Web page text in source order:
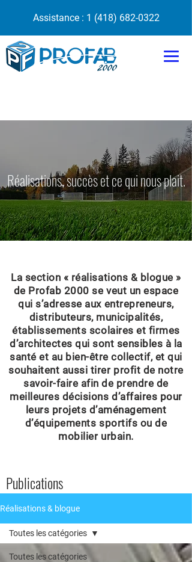
Assistance : 1 (418) 682-0322
Réalisations, succès et ce qui nous plait.
La section « réalisations & blogue »
de Profab 2000 se veut un espace
qui s’adresse aux entrepreneurs,
distributeurs, municipalités,
établissements scolaires et firmes
d’architectes qui sont sensibles à la
santé et au bien-être collectif, et qui
souhaitent aussi tirer profit de notre
savoir-faire afin de prendre de
meilleures décisions d’affaires pour
leurs projets d’aménagement
d’équipements sportifs ou de
mobilier urbain.
Publications
Réalisations & blogue
Toutes les catégories
Toutes les catégories